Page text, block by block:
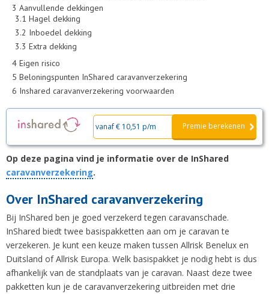
3 Aanvullende dekkingen
3.1 Hagel dekking
3.2 Inboedel dekking
3.3 Extra dekking
4 Eigen risico
5 Beloningspunten InShared caravanverzekering
6 Inshared caravanverzekering voorwaarden
vanaf € 10,51 p/m Premie berekenen
Op deze pagina vind je informatie over de InShared
caravanverzekering.
Over InShared caravanverzekering
Bij InShared ben je goed verzekerd tegen caravanschade.
InShared biedt twee basispakketten aan om je caravan te
verzekeren. Je kunt een keuze maken tussen Allrisk Benelux en
Duitsland of Allrisk Europa. Welk basispakket je nodig hebt is dus
afhankelijk van de standplaats van je caravan. Naast deze twee
pakketten kun je de caravanverzekering uitbreiden met drie